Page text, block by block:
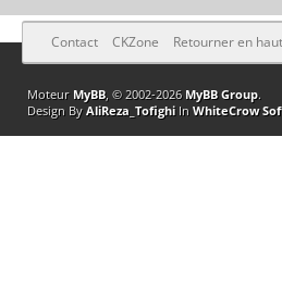
Contact CKZone Retourner en haut
Moteur MyBB, © 2002-2026 MyBB Group.
Design By AliReza_TofighiIn WhiteCrow